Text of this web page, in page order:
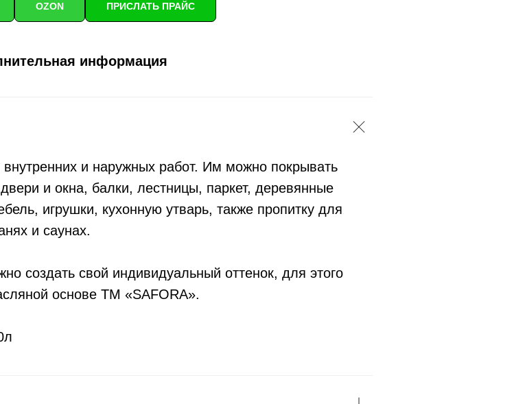
OZON ПРИСЛАТЬ ПРАЙС
информация
и наружных работ. Им можно покрывать
и окна, балки, лестницы, паркет, деревянные
игрушки, кухонную утварь, также пропитку для
и саунах.
создать свой индивидуальный оттенок, для этого
основе ТМ «SAFORA».